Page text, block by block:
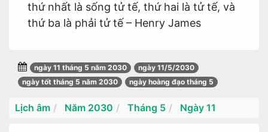
thứ nhất là sống tử tế, thứ hai là tử tế, và
thứ ba là phải tử tế – Henry James
ngày 11 tháng 5 năm 2030
ngày 11/5/2030
ngày tốt tháng 5 năm 2030
ngày hoàng đạo tháng 5
Lịch âm Năm 2030 Tháng 5 Ngày 11